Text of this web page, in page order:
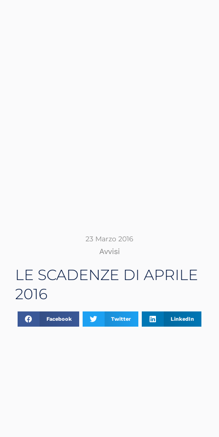
23 Marzo 2016
Avvisi
LE SCADENZE DI APRILE
2016
Facebook Twitter LinkedIn